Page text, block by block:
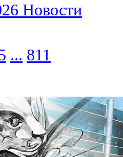
Новости
... 811